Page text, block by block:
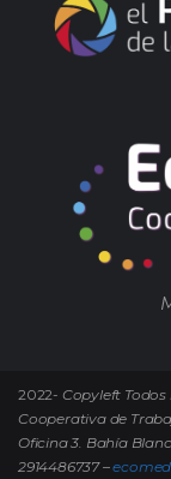
2022- Copyleft
Cooperativa de
Oficina 3. Bahía
2914486737 –